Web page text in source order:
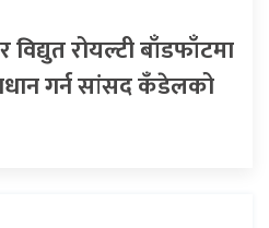
विद्युत रोयल्टी बाँडफाँटमा
गर्न सांसद कँडेलको